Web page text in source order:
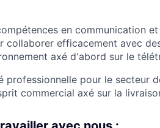
en communication
collaborer efficacement avec
axé d'abord sur le
professionnelle pour le secteur
commercial axé sur la